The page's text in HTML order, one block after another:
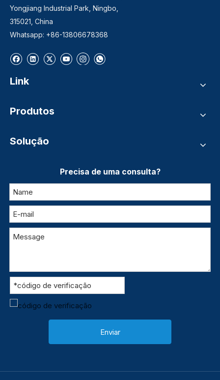
Yongjiang Industrial Park, Ningbo,
315021, China
Whatsapp: +86-13806678368
Link
Produtos
Solução
Precisa de uma consulta?
Enviar